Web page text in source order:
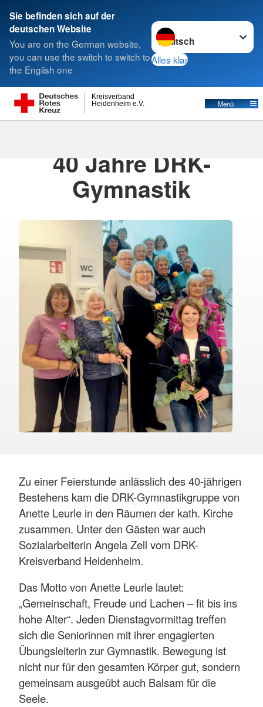
Sie befinden sich auf der
deutschen Website
You are on the German website,
you can use the switch to switch to
the English one
Sprache wechseln zu
Alles klar
Heidenheim e.V.
Kreisverband
Menü
Suche
40 Jahre DRK-
Gymnastik
Zu einer Feierstunde anlässlich des 40-jährigen
Bestehens kam die DRK-Gymnastikgruppe von
Anette Leurle in den Räumen der kath. Kirche
zusammen. Unter den Gästen war auch
Sozialarbeiterin Angela Zell vom DRK-
Kreisverband Heidenheim.
Das Motto von Anette Leurle lautet:
„Gemeinschaft, Freude und Lachen – fit bis ins
hohe Alter“. Jeden Dienstagvormittag treffen
sich die Seniorinnen mit ihrer engagierten
Übungsleiterin zur Gymnastik. Bewegung ist
nicht nur für den gesamten Körper gut, sondern
gemeinsam ausgeübt auch Balsam für die
Seele.